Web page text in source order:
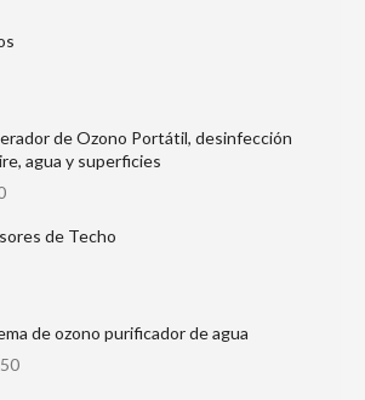
de Ozono Portátil, desinfección
agua y superficies
de Techo
de ozono purificador de agua